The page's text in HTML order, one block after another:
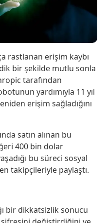
rastlanan erişim kaybı
bir şekilde mutlu sonla
tarafından
yardımıyla 11 yıl
erişim sağladığını
satın alınan bu
400 bin dolar
bu süreci sosyal
takipçileriyle paylaştı.
bir dikkatsizlik sonucu